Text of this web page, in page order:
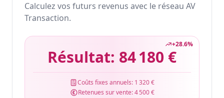
Calculez vos futurs revenus avec le réseau AV
Transaction.
+28.6%
Résultat: 84 180 €
Coûts fixes annuels: 1 320 €
Retenues sur vente:4 500 €